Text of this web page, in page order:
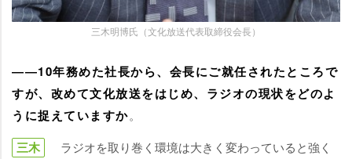
三木明博氏（文化放送代表取締役会長）
――10年務めた社長から、会長にご就任されたところで
すが、改めて文化放送をはじめ、ラジオの現状をどのよ
うに捉えていますか。
三木
ラジオを取り巻く環境は大きく変わっていると強く